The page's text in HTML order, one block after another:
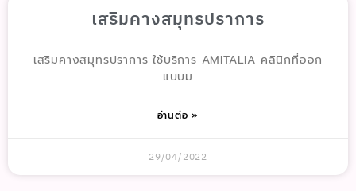
เสริมคางสมุทรปราการ
เสริมคางสมุทรปราการ ใช้บริการ AMITALIA คลินิกที่ออก
แบบม
อ่านต่อ »
29/04/2022